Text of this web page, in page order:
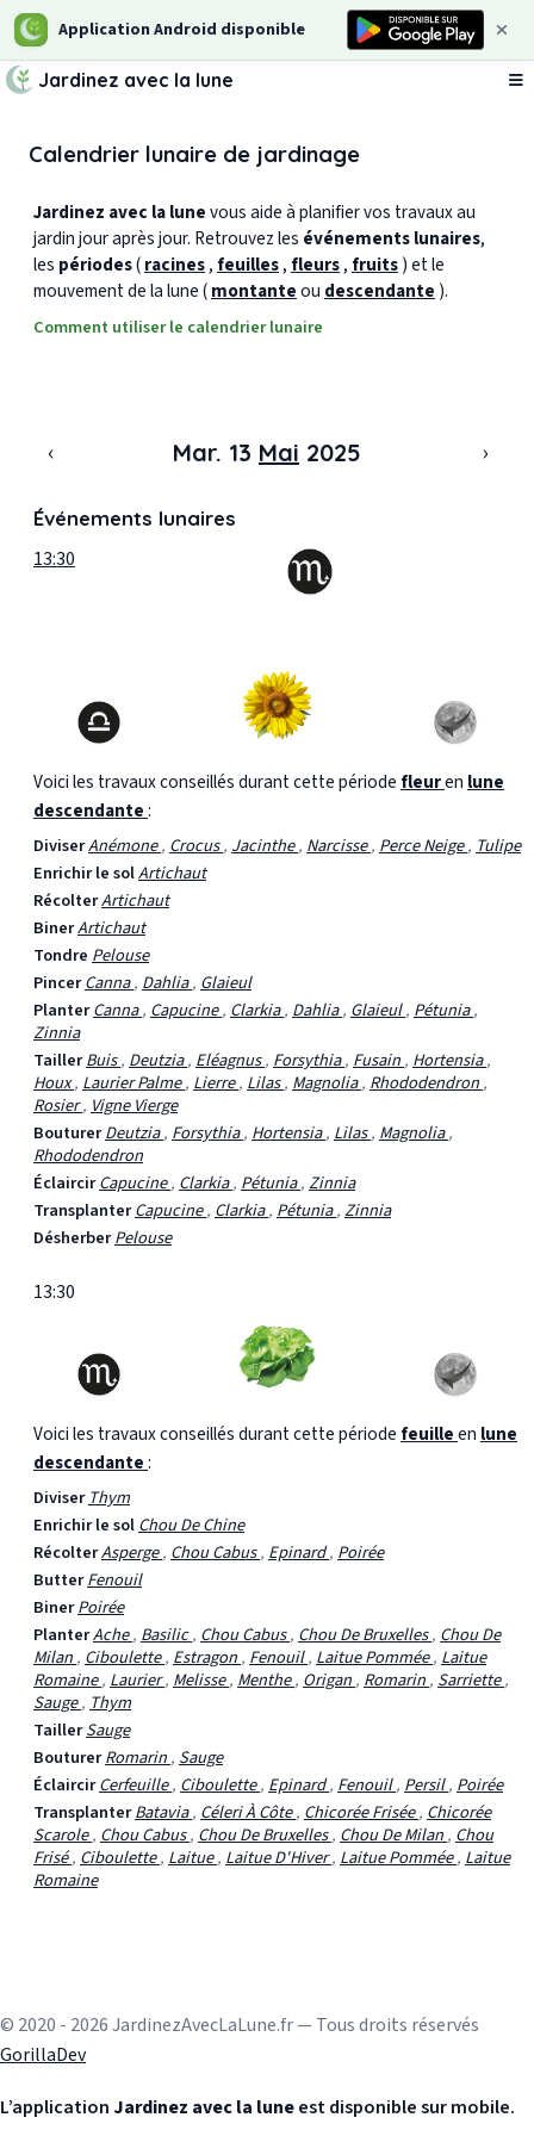
Application Android disponible
Jardinez avec la lune
Calendrier lunaire de jardinage
Jardinez avec la lunevous aide à planifier vos travaux au
jardin jour après jour. Retrouvez les événements lunaires,
les périodes(racines, feuilles, fleurs, fruits) et le
mouvement de la lune (montanteou descendante ).
Comment utiliser le calendrier lunaire
‹ Mar. 13 Mai 2025 ›
Événements lunaires
13:30
Voici les travaux conseillés durant cette période fleuren lune
descendante:
DiviserAnémone,Crocus,Jacinthe,Narcisse,Perce Neige,Tulipe
Enrichir le solArtichaut
RécolterArtichaut
BinerArtichaut
TondrePelouse
PincerCanna,Dahlia,Glaieul
PlanterCanna,Capucine,Clarkia,Dahlia,Glaieul,Pétunia,
Zinnia
TaillerBuis,Deutzia,Eléagnus,Forsythia,Fusain,Hortensia,
Houx,Laurier Palme,Lierre,Lilas,Magnolia,Rhododendron,
Rosier,Vigne Vierge
BouturerDeutzia,Forsythia,Hortensia,Lilas,Magnolia,
Rhododendron
ÉclaircirCapucine,Clarkia,Pétunia,Zinnia
TransplanterCapucine,Clarkia,Pétunia,Zinnia
DésherberPelouse
13:30
Voici les travaux conseillés durant cette période feuilleen lune
descendante:
Diviser Thym
Enrichir le solChou De Chine
RécolterAsperge, Chou Cabus, Epinard, Poirée
ButterFenouil
BinerPoirée
PlanterAche, Basilic, Chou Cabus, Chou De Bruxelles, Chou De
Milan, Ciboulette, Estragon, Fenouil, Laitue Pommée, Laitue
Romaine, Laurier, Melisse, Menthe, Origan, Romarin, Sarriette,
Sauge, Thym
TaillerSauge
BouturerRomarin, Sauge
ÉclaircirCerfeuille, Ciboulette, Epinard, Fenouil, Persil, Poirée
TransplanterBatavia, Céleri À Côte, Chicorée Frisée, Chicorée
Scarole, Chou Cabus, Chou De Bruxelles, Chou De Milan, Chou
Frisé, Ciboulette, Laitue, Laitue D'Hiver, Laitue Pommée, Laitue
Romaine
© 2020 - 2026 JardinezAvecLaLune.fr — Tous droits réservés
GorillaDev
L’application Jardinez avec la luneest disponible sur mobile.